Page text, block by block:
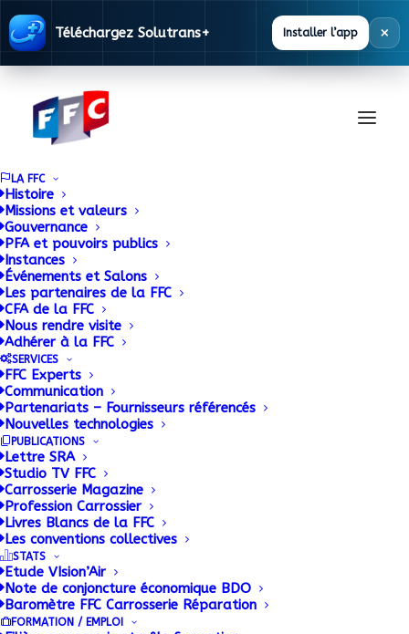
Téléchargez Solutrans+ Installer l’app ×
LA FFC
Histoire
Missions et valeurs
Gouvernance
PFA et pouvoirs publics
Instances
Événements et Salons
Les partenaires de la FFC
CFA de la FFC
Nous rendre visite
Adhérer à la FFC
SERVICES
FFC Experts
Communication
Partenariats – Fournisseurs référencés
Nouvelles technologies
PUBLICATIONS
Lettre SRA
Studio TV FFC
Carrosserie Magazine
Profession Carrossier
Livres Blancs de la FFC
Les conventions collectives
STATS
Etude VIsion’Air
Note de conjoncture économique BDO
Baromètre FFC Carrosserie Réparation
FORMATION / EMPLOI
Section R-SR / VI
Section R-
SR / VI
Réunion Remorques –
Semi-remorques et
Véhicules Industriels